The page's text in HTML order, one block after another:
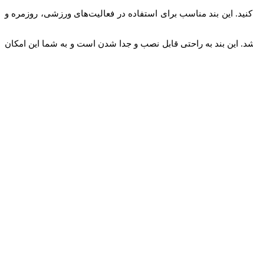
این بند مناسب برای استفاده در فعالیت‌های ورزشی، روزمره و
شد. این بند به راحتی قابل نصب و جدا شدن است و به شما این امکان